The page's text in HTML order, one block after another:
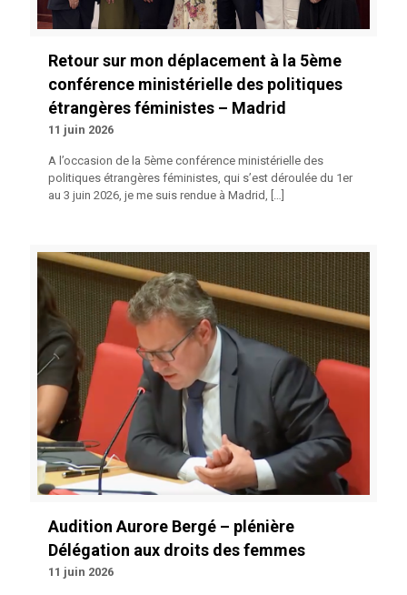
Retour sur mon déplacement à la 5ème
conférence ministérielle des politiques
étrangères féministes – Madrid
11 juin 2026
A l’occasion de la 5ème conférence ministérielle des
politiques étrangères féministes, qui s’est déroulée du 1er
au 3 juin 2026, je me suis rendue à Madrid,
Audition Aurore Bergé – plénière
Délégation aux droits des femmes
11 juin 2026